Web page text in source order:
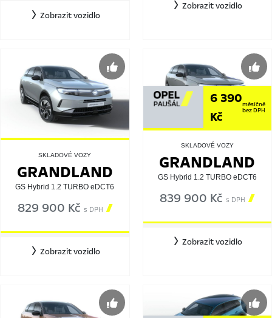
Zobrazit vozidlo
Zobrazit vozidlo
SKLADOVÉ VOZY
GRANDLAND
GS Hybrid 1.2 TURBO eDCT6
829 900 Kč s DPH 
Zobrazit vozidlo
6 390
Kč
měsíčně
bez DPH
SKLADOVÉ VOZY
GRANDLAND
GS Hybrid 1.2 TURBO eDCT6
839 900 Kčs DPH 
Zobrazit vozidlo